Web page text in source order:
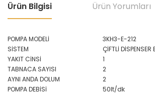
Ürün Bilgisi Ürün Yorumları
POMPA MODELİ
3KH3-E-212
SİSTEM
ÇİFTLİ DİSPENSER
YAKIT CİNSİ
1
TABNACA SAYISI
2
AYNI ANDA DOLUM
2
POMPA DEBİSİ
50lt/dk